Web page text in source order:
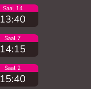
Saal 14
13:40
Saal 7
14:15
Saal 2
15:40